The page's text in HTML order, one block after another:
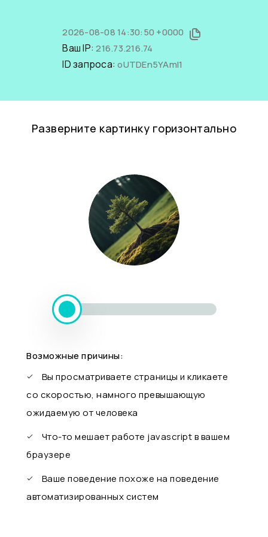
2026-08-08 14:30:50 +0000
Ваш IP:216.73.216.74
ID запроса:oUTDEn5YAmI1
Разверните картинку горизонтально
Возможные причины:
Вы просматриваете страницы и кликаете
со скоростью, намного превышающую
ожидаемую от человека
Что-то мешает работе javascript в вашем
браузере
Ваше поведение похоже на поведение
автоматизированных систем